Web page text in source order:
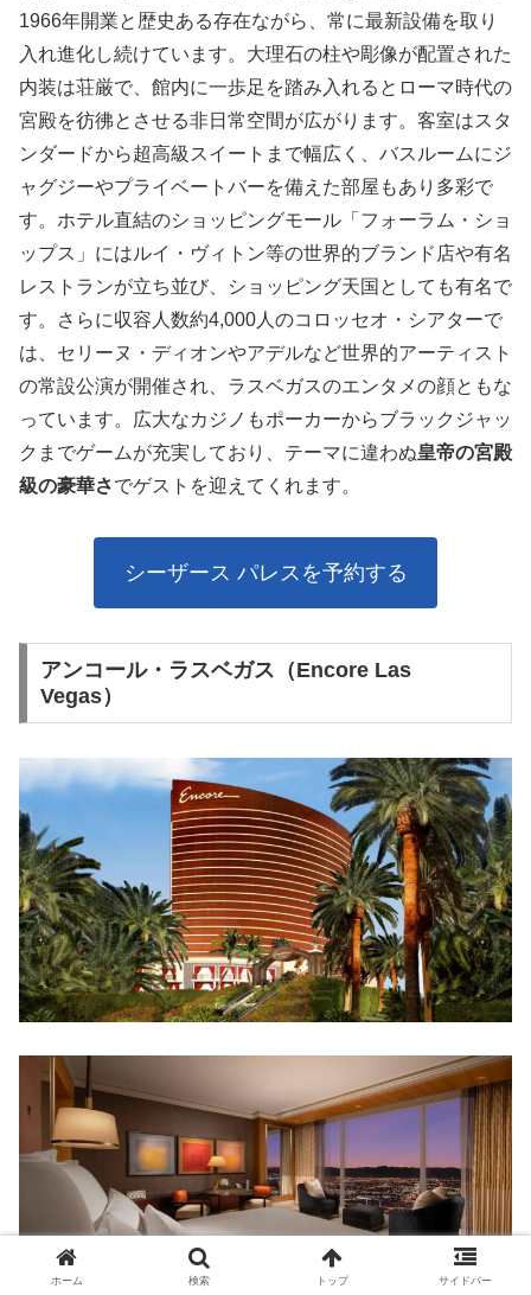
1966年開業と歴史ある存在ながら、常に最新設備を取り
入れ進化し続けています。大理石の柱や彫像が配置された
内装は荘厳で、館内に一歩足を踏み入れるとローマ時代の
宮殿を彷彿とさせる非日常空間が広がります。客室はスタ
ンダードから超高級スイートまで幅広く、バスルームにジ
ャグジーやプライベートバーを備えた部屋もあり多彩で
す。ホテル直結のショッピングモール「フォーラム・ショ
ップス」にはルイ・ヴィトン等の世界的ブランド店や有名
レストランが立ち並び、ショッピング天国としても有名で
す。さらに収容人数約4,000人のコロッセオ・シアターで
は、セリーヌ・ディオンやアデルなど世界的アーティスト
の常設公演が開催され、ラスベガスのエンタメの顔ともな
っています。広大なカジノもポーカーからブラックジャッ
クまでゲームが充実しており、テーマに違わぬ皇帝の宮殿
級の豪華さでゲストを迎えてくれます。
シーザース パレスを予約する
アンコール・ラスベガス（Encore Las
Vegas）
ホーム 検索 トップ サイドバー